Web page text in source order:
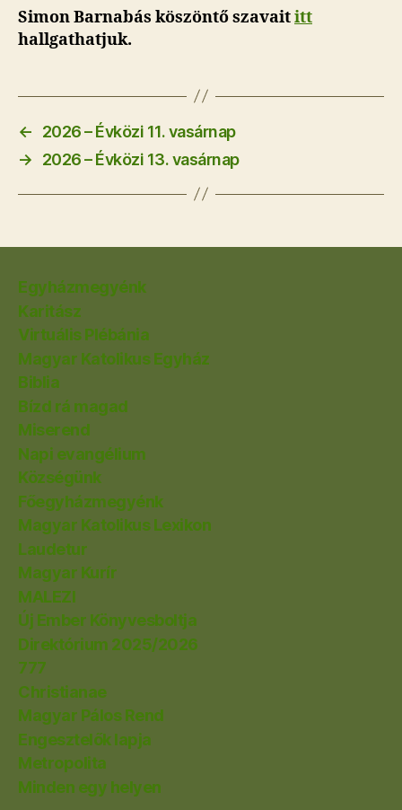
Simon Barnabás köszöntő szavaititt
hallgathatjuk.
←
2026 – Évközi 11. vasárnap
→
2026 – Évközi 13. vasárnap
Egyházmegyénk
Karitász
Virtuális Plébánia
Magyar Katolikus Egyház
Biblia
Bízd rá magad
Miserend
Napi evangélium
Községünk
Főegyházmegyénk
Magyar Katolikus Lexikon
Laudetur
Magyar Kurír
MALEZI
Új Ember Könyvesboltja
Direktórium 2025/2026
777
Christianae
Magyar Pálos Rend
Engesztelők lapja
Metropolita
Minden egy helyen